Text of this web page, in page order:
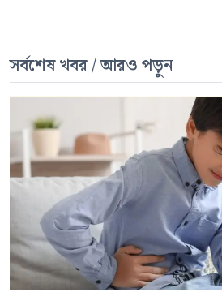
সর্বশেষ খবর / আরও পড়ুন